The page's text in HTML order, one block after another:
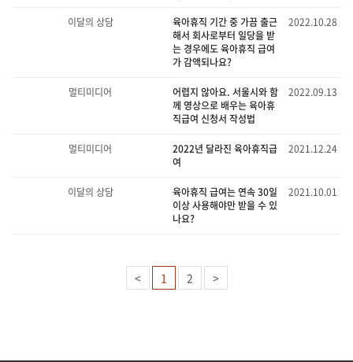
이달의 상담
육아휴직 기간 중 가끔 출근
해서 회사로부터 일당을 받
는 경우에도 육아휴직 급여
가 감액되나요?
2022.10.28
멀티미디어
어렵지 않아요. 서울시와 함
께 영상으로 배우는 육아휴
직급여 신청서 작성법
2022.09.13
멀티미디어
2022년 달라진 육아휴직급
여
2021.12.24
이달의 상담
육아휴직 급여는 연속 30일
이상 사용해야만 받을 수 있
나요?
2021.10.01
< 1 2 >